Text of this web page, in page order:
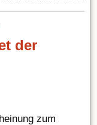
der
zum